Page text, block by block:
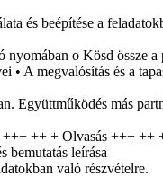
és beépítése a
o Kösd össze a
A megvalósítás és a
Együttműködés más
++ + Olvasás +++ ++
bemutatás leírása
való részvételre.